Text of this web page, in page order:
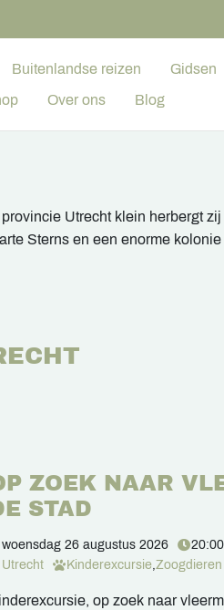
Buitenlandse reizen Gidsen
Over ons Blog
Utrecht klein herbergt
Sterns en een enorme
ZOEK NAAR
STAD
woensdag 26 augustus 2026
Utrecht
Kinderexcursie,Zoogdieren
op zoek naar